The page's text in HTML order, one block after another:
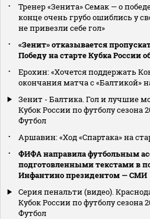
Тренер «Зенита» Семак — о
конце очень грубо ошиблись у
не привезли себе гол»
«Зенит» отказывается
Победу на старте Кубка России
Ерохин: «Хочется поддержать
окончания матча с «Балтикой»
Зенит - Балтика. Гол и лучшие
Кубок России по футболу сезона
Футбол
Аршавин: «Ход «Спартака» на
ФИФА направила футбольным
подготовленными текстами в
Инфантино президентом — СМИ
Серия пенальти (видео).
Кубок России по футболу сезона
Футбол